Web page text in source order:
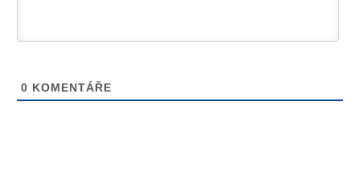
0 KOMENTÁŘE